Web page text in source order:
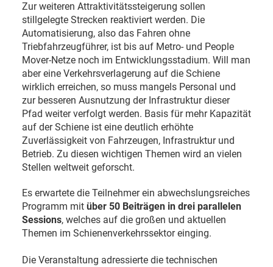
Zur weiteren Attraktivitätssteigerung sollen
stillgelegte Strecken reaktiviert werden. Die
Automatisierung, also das Fahren ohne
Triebfahrzeugführer, ist bis auf Metro- und People
Mover-Netze noch im Entwicklungsstadium. Will man
aber eine Verkehrsverlagerung auf die Schiene
wirklich erreichen, so muss mangels Personal und
zur besseren Ausnutzung der Infrastruktur dieser
Pfad weiter verfolgt werden. Basis für mehr Kapazität
auf der Schiene ist eine deutlich erhöhte
Zuverlässigkeit von Fahrzeugen, Infrastruktur und
Betrieb. Zu diesen wichtigen Themen wird an vielen
Stellen weltweit geforscht.
Es erwartete die Teilnehmer ein abwechslungsreiches
Programm mit über 50 Beiträgen in drei parallelen
Sessions, welches auf die großen und aktuellen
Themen im Schienenverkehrssektor einging.
Die Veranstaltung adressierte die technischen